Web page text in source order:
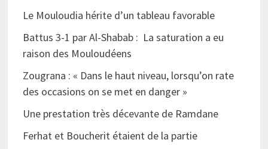
Le Mouloudia hérite d’un tableau favorable
Battus 3-1 par Al-Shabab : La saturation a eu
raison des Mouloudéens
Zougrana : « Dans le haut niveau, lorsqu’on rate
des occasions on se met en danger »
Une prestation très décevante de Ramdane
Ferhat et Boucherit étaient de la partie